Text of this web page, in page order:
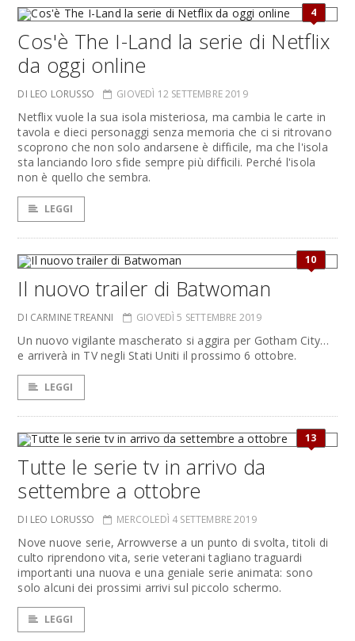
4
Cos'è The I-Land la serie di Netflix
da oggi online
DI LEO LORUSSO GIOVEDÌ 12 SETTEMBRE 2019
Netflix vuole la sua isola misteriosa, ma cambia le carte in
tavola e dieci personaggi senza memoria che ci si ritrovano
scoprono che non solo andarsene è difficile, ma che l'isola
sta lanciando loro sfide sempre più difficili. Perché l'isola
non è quello che sembra.
LEGGI
10
Il nuovo trailer di Batwoman
DI CARMINE TREANNI GIOVEDÌ 5 SETTEMBRE 2019
Un nuovo vigilante mascherato si aggira per Gotham City…
e arriverà in TV negli Stati Uniti il prossimo 6 ottobre.
LEGGI
13
Tutte le serie tv in arrivo da
settembre a ottobre
DI LEO LORUSSO MERCOLEDÌ 4 SETTEMBRE 2019
Nove nuove serie, Arrowverse a un punto di svolta, titoli di
culto riprendono vita, serie veterani tagliano traguardi
importanti una nuova e una geniale serie animata: sono
solo alcuni dei prossimi arrivi sul piccolo schermo.
LEGGI